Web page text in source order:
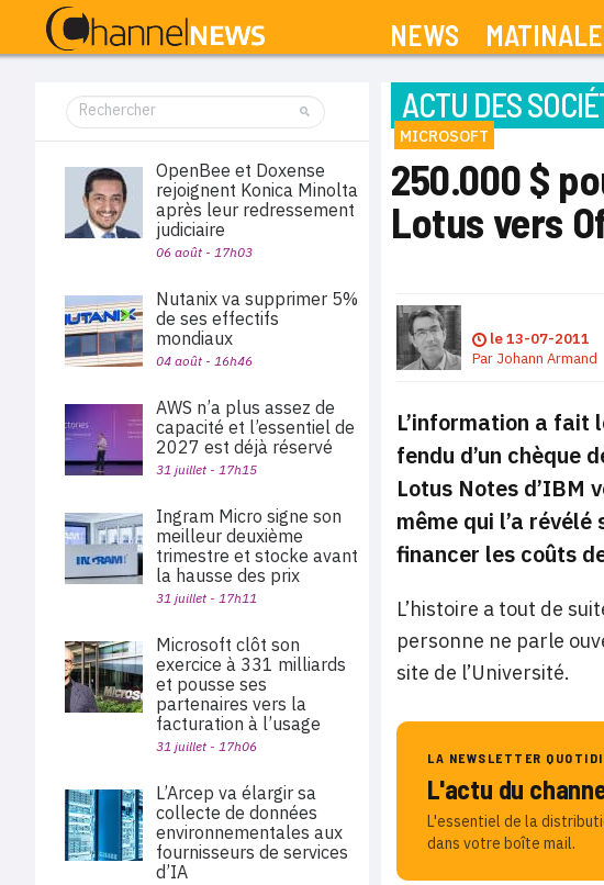
NEWS
ACTU DES
MICROSOFT
250.000 $
Lotus vers
le13-07-2011
Par Johann Armand
L’information a fait
fendu d’un chèque
Lotus Notes d’IBM
même qui l’a
financer les coûts
L’histoire a tout de
personne ne parle
site de l’Université.
LA NEWSLETTER
L'actu du
L'essentiel de la
dans votre boîte mail.
OpenBee et Doxense
rejoignent Konica Minolta
après leur redressement
judiciaire
06 août - 17h03
Nutanix va supprimer 5%
de ses effectifs
mondiaux
04 août - 16h46
AWS n’a plus assez de
capacité et l’essentiel de
2027 est déjà réservé
31 juillet - 17h15
Ingram Micro signe son
meilleur deuxième
trimestre et stocke avant
la hausse des prix
31 juillet - 17h11
Microsoft clôt son
exercice à 331 milliards
et pousse ses
partenaires vers la
facturation à l’usage
31 juillet - 17h06
L’Arcep va élargir sa
collecte de données
environnementales aux
fournisseurs de services
d’IA